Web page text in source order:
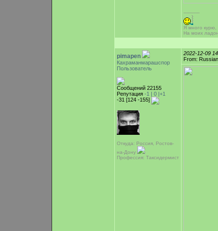
-----------
Я много курю,
На моих
pimapen
Кахраманмарашспор
Пользователь
Сообщений 22155
Репутация -1 | 0 |+1
-31 [124 -155]
Откуда: Россия, Ростов-
на-Дону
Профессия: Таксидермист
2022-12-09
From: